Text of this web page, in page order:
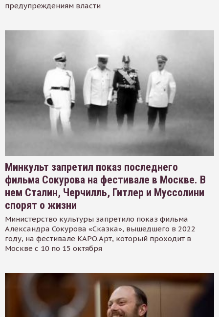
предупреждениям власти
Минкульт запретил показ последнего
фильма Сокурова на фестивале в Москве. В
нем Сталин, Черчилль, Гитлер и Муссолини
спорят о жизни
Министерство культуры запретило показ фильма
Александра Сокурова «Сказка», вышедшего в 2022
году, на фестивале КАРО.Арт, который проходит в
Москве с 10 по 15 октября